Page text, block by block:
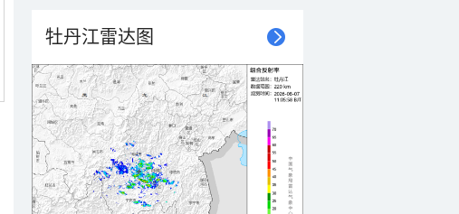
牡丹江雷达图